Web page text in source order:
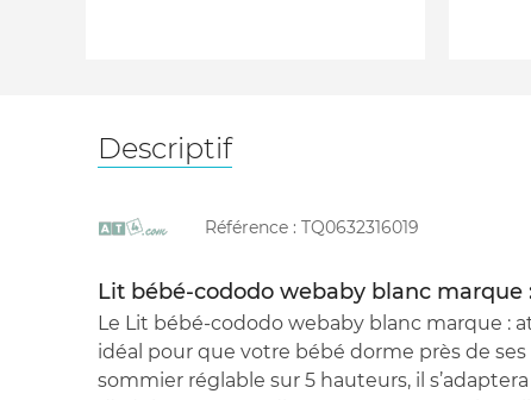
Descriptif
Référence : TQ0632316019
Lit bébé-cododo webaby blanc marque
Le Lit bébé-cododo webaby blanc marque :
idéal pour que votre bébé dorme près de
sommier réglable sur 5 hauteurs, il